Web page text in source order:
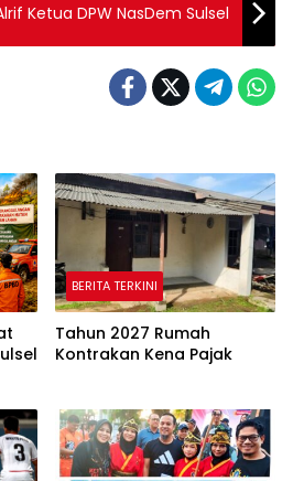
Ketua DPW NasDem Sulsel
BERITA TERKINI
Tahun 2027 Rumah
Kontrakan Kena Pajak